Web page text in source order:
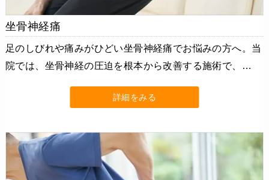
坐骨神経痛
足のしびれや痛みがひどい坐骨神経痛でお悩みの方へ。当
院では、坐骨神経の圧迫を根本から改善する施術で、…
詳細をみる